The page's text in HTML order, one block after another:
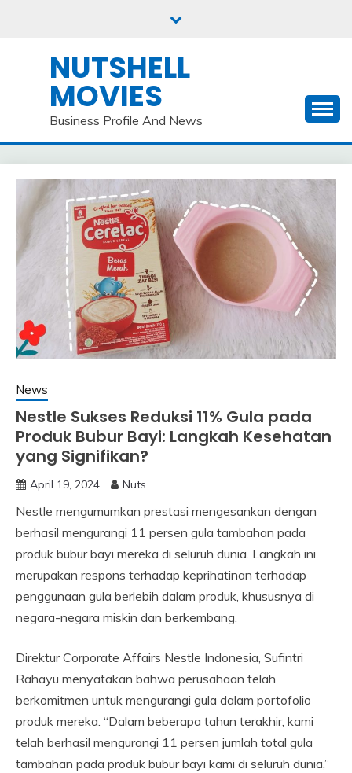
NUTSHELL
MOVIES
Business Profile And News
News
Nestle Sukses Reduksi 11% Gula pada
Produk Bubur Bayi: Langkah Kesehatan
yang Signifikan?
April 19, 2024 Nuts
Nestle mengumumkan prestasi mengesankan dengan
berhasil mengurangi 11 persen gula tambahan pada
produk bubur bayi mereka di seluruh dunia. Langkah ini
merupakan respons terhadap keprihatinan terhadap
penggunaan gula berlebih dalam produk, khususnya di
negara-negara miskin dan berkembang.
Direktur Corporate Affairs Nestle Indonesia, Sufintri
Rahayu menyatakan bahwa perusahaan telah
berkomitmen untuk mengurangi gula dalam portofolio
produk mereka. “Dalam beberapa tahun terakhir, kami
telah berhasil mengurangi 11 persen jumlah total gula
tambahan pada produk bubur bayi kami di seluruh dunia,”